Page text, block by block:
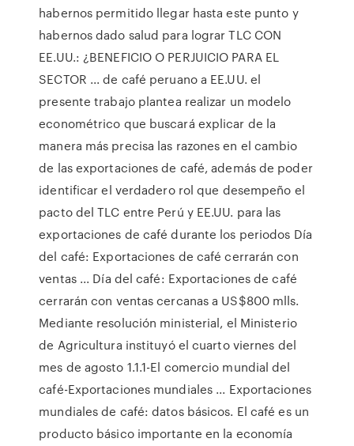
habernos permitido llegar hasta este punto y
habernos dado salud para lograr TLC CON
EE.UU.: ¿BENEFICIO O PERJUICIO PARA EL
SECTOR ... de café peruano a EE.UU. el
presente trabajo plantea realizar un modelo
econométrico que buscará explicar de la
manera más precisa las razones en el cambio
de las exportaciones de café, además de poder
identificar el verdadero rol que desempeño el
pacto del TLC entre Perú y EE.UU. para las
exportaciones de café durante los periodos Día
del café: Exportaciones de café cerrarán con
ventas ... Día del café: Exportaciones de café
cerrarán con ventas cercanas a US$800 mlls.
Mediante resolución ministerial, el Ministerio
de Agricultura instituyó el cuarto viernes del
mes de agosto 1.1.1-El comercio mundial del
café-Exportaciones mundiales ... Exportaciones
mundiales de café: datos básicos. El café es un
producto básico importante en la economía